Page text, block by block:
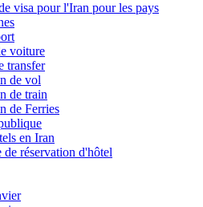
visa pour l'Iran pour les pays
voiture
transfer
de vol
de train
de Ferries
en Iran
de réservation d'hôtel